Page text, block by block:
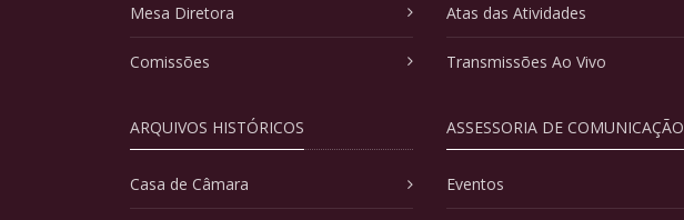
Mesa Diretora
Comissões
ARQUIVOS HISTÓRICOS
Casa de Câmara
Atas das Atividades
Transmissões Ao Vivo
ASSESSORIA DE COMUNICAÇÃO
Eventos